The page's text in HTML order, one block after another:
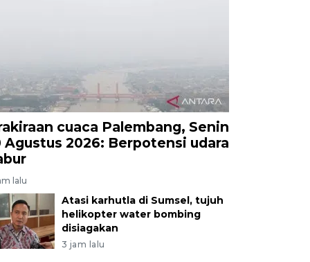
cuaca Palembang, Senin
Agustus 2026: Berpotensi udara
lalu
Atasi karhutla di Sumsel, tujuh
helikopter water bombing
disiagakan
3 jam lalu